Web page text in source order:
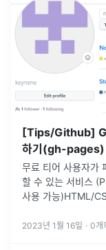
[Tips/Github]
하기(gh-pages)
무료 티어 사용자가
할 수 있는 서비스
사용 가능)HTML/
2023년 1월 16일 · 0개